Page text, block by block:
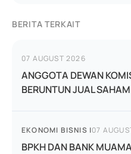
BERITA TERKAIT
07 AUGUST 2026
ANGGOTA DEWAN
BERUNTUN JUAL
EKONOMI BISNIS |07
BPKH DAN BANK